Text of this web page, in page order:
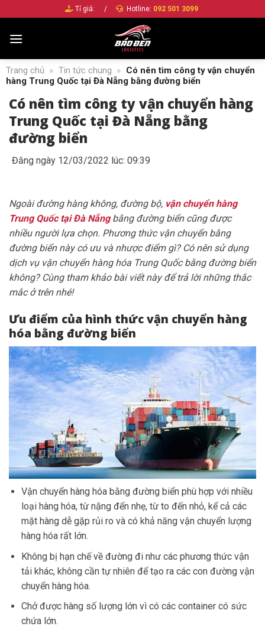
nội
Tỉ giá: / Hotline: 092 501 3099
Trang chủ » Tin tức chung »
Có nên tìm công ty vận chuyển
hàng Trung Quốc tại Đà Nẵng bằng đường biển
Có nên tìm công ty vận chuyển hàng
Trung Quốc tại Đà Nẵng bằng
đường biển
Đăng ngày 12/03/2022 lúc: 09:39
Ngoài đường hàng không, đường bộ, vận chuyển hàng
Trung Quốc tại Đà Nẵng bằng đường biển cũng được
nhiều người lựa chọn. Phương thức vận chuyển bằng
đường biển này có ưu và nhược điểm gì? Có nên sử dụng
dịch vụ vận chuyển hàng hóa Trung Quốc bằng đường biển
không? Cùng tham khảo bài viết này để trả lời những thắc
mắc ở trên nhé!
Ưu điểm của hình thức vận chuyển hàng
hóa bằng đường biển
Vận chuyển hàng hóa bằng đường biển phù hợp với nhiều
loạihàng hóa, từ nặng đến nhẹ, từ to đến nhỏ, kể cả các
mặt hàng dễ gặp rủi ro và có khả năng vận chuyển lượng
hàng hóa rất lớn.
Không bị hạn chế về đường đi như các phương thức vận
tải khác, không cần tự nhiên để tạo ra các con đường vận
chuyển hàng hóa.
Chở được hàng số lượng lớn vì có các container có sức
chứa lớn.